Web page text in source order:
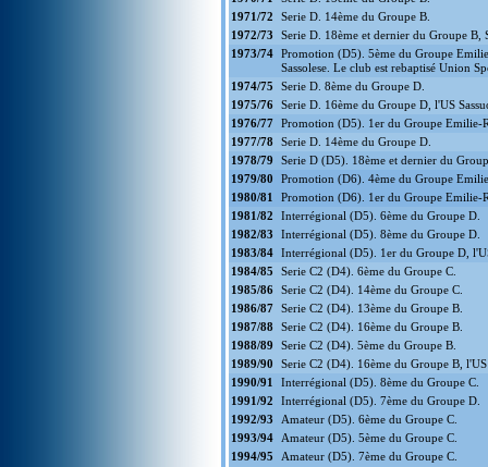
1971/72
Serie D. 14ème du Groupe B.
1972/73
Serie D. 18ème et dernier du Groupe B,
1973/74 Promotion (D5). 5ème du Groupe
Sassolese. Le club est rebaptisé Union
1974/75
Serie D. 8ème du Groupe D.
1975/76 Serie D. 16ème du Groupe D, l'US
1976/77 Promotion (D5). 1er du Groupe Emilie-
1977/78 Serie D. 14ème du Groupe D.
1978/79
Serie D (D5). 18ème et dernier du
1979/80
Promotion (D6). 4ème du Groupe
1980/81
Promotion (D6). 1er du Groupe Emilie-
1981/82
Interrégional (D5). 6ème du Groupe D.
1982/83
Interrégional (D5). 8ème du Groupe D.
1983/84 Interrégional (D5). 1er du Groupe D,
1984/85
Serie C2 (D4). 6ème du Groupe C.
1985/86 Serie C2 (D4). 14ème du Groupe C.
1986/87 Serie C2 (D4). 13ème du Groupe B.
1987/88 Serie C2 (D4). 16ème du Groupe B.
1988/89
Serie C2 (D4). 5ème du Groupe B.
1989/90
Serie C2 (D4). 16ème du Groupe B,
1990/91
Interrégional (D5). 8ème du Groupe C.
1991/92
Interrégional (D5). 7ème du Groupe D.
1992/93
Amateur (D5). 6ème du Groupe C.
1993/94
Amateur (D5). 5ème du Groupe C.
1994/95
Amateur (D5). 7ème du Groupe C.